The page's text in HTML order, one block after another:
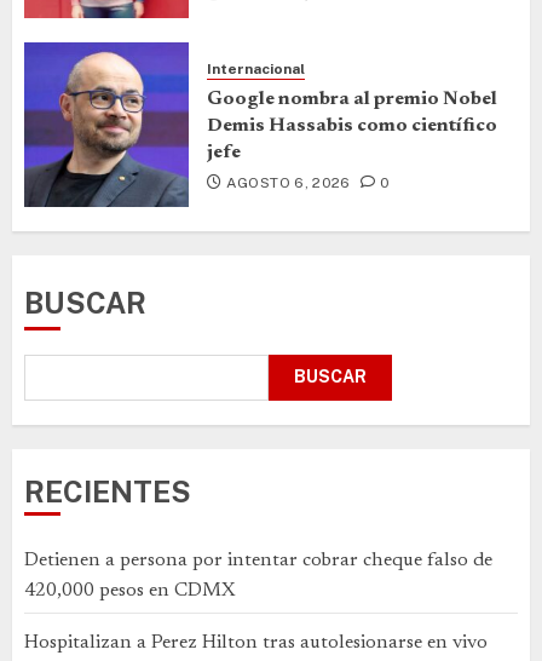
Internacional
Google nombra al premio Nobel
Demis Hassabis como científico
jefe
AGOSTO 6, 2026 0
BUSCAR
BUSCAR
RECIENTES
Detienen a persona por intentar cobrar cheque falso de
420,000 pesos en CDMX
Hospitalizan a Perez Hilton tras autolesionarse en vivo